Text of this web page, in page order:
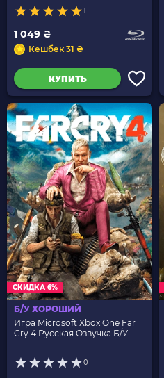
1
1 049 ₴
Кешбек 31 ₴
КУПИТЬ
СКИДКА 6%
Б/У ХОРОШИЙ
Игра Microsoft Xbox One Far
Cry 4 Русская Озвучка Б/У
0